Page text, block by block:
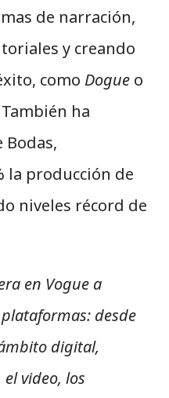
de narración,
y creando
como Dogue o
ha
Bodas,
la producción de
niveles récord de
en Vogue a
desde
digital,
video, los